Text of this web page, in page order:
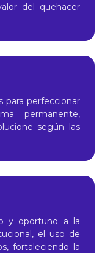
del quehacer
para perfeccionar
permanente,
según las
y oportuno a la
el uso de
fortaleciendo la